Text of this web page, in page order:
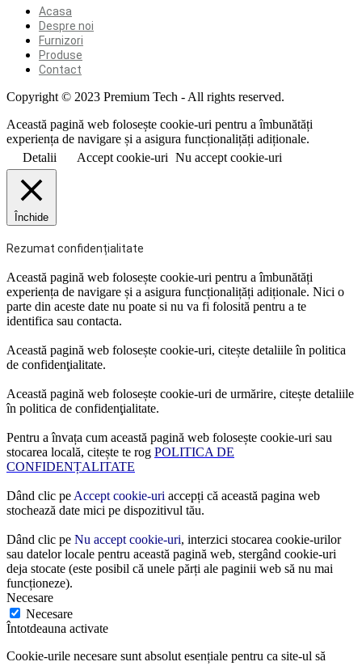
Acasa
Despre noi
Furnizori
Produse
Contact
Copyright © 2023 Premium Tech - All rights reserved.
Această pagină web folosește cookie-uri pentru a îmbunătăți
experiența de navigare și a asigura funcționalițăți adiționale.
Detalii
Accept cookie-uri Nu accept cookie-uri
Închide
Rezumat confidențialitate
Această pagină web folosește cookie-uri pentru a îmbunătăți
experiența de navigare și a asigura funcționalițăți adiționale. Nici o
parte din aceste date nu poate si nu va fi folosită pentru a te
identifica sau contacta.
Această pagină web folosește cookie-uri, citește detaliile în politica
de confidenţialitate.
Această pagină web folosește cookie-uri de urmărire, citește detaliile
în politica de confidenţialitate.
Pentru a învața cum această pagină web folosește cookie-uri sau
stocarea locală, citește te rog POLITICA DE
CONFIDENȚALITATE
Dând clic peAccept cookie-uri accepți că această pagina web
stochează date mici pe dispozitivul tău.
Dând clic pe Nu accept cookie-uri, interzici stocarea cookie-urilor
sau datelor locale pentru această pagină web, stergând cookie-uri
deja stocate (este posibil că unele părți ale paginii web să nu mai
funcționeze).
Necesare
Necesare
Întotdeauna activate
Cookie-urile necesare sunt absolut esențiale pentru ca site-ul să